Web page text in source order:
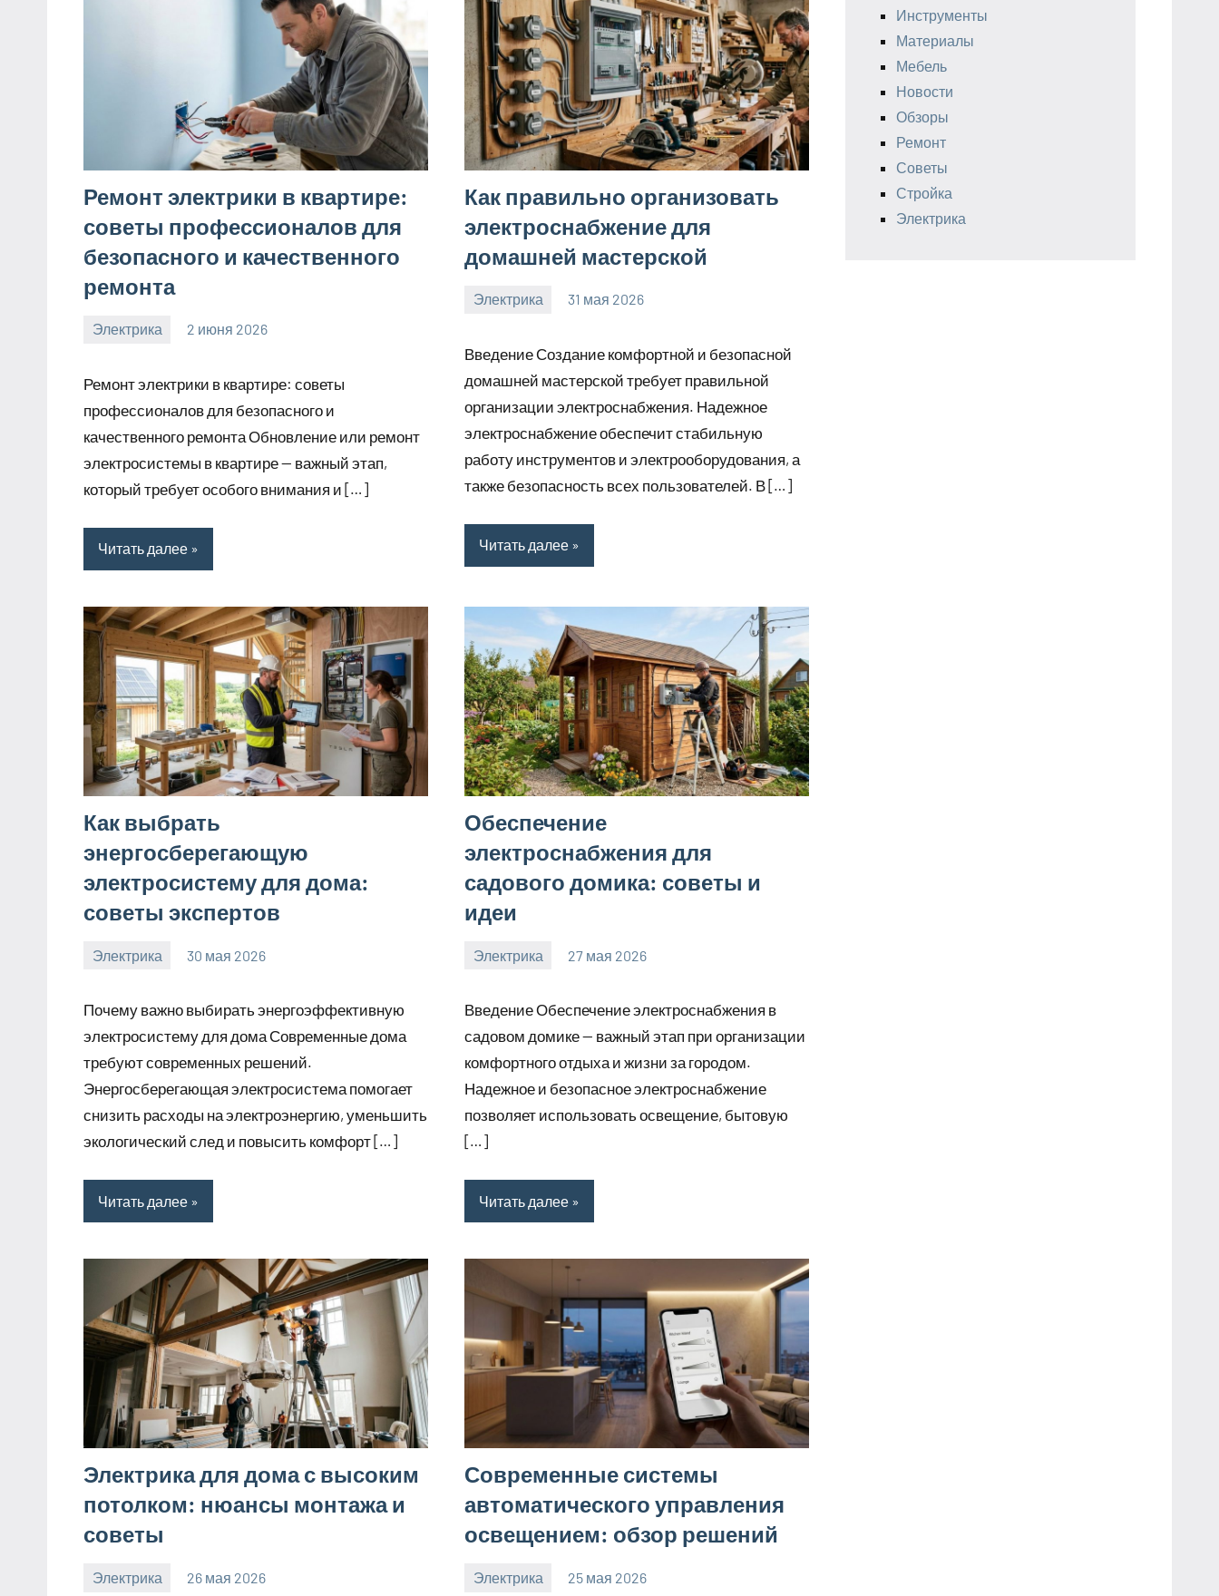
Ремонт электрики в квартире:
советы профессионалов для
безопасного и качественного
ремонта
Электрика 2 июня 2026
calvinken_co
Ремонт электрики в квартире: советы
профессионалов для безопасного и
качественного ремонта Обновление или ремонт
электросистемы в квартире — важный этап,
который требует особого внимания и […]
Читать далее
Как правильно организовать
электроснабжение для
домашней мастерской
Электрика 31 мая 2026
calvinken_co
Введение Создание комфортной и безопасной
домашней мастерской требует правильной
организации электроснабжения. Надежное
электроснабжение обеспечит стабильную
работу инструментов и электрооборудования, а
также безопасность всех пользователей. В […]
Читать далее
Как выбрать
энергосберегающую
электросистему для дома:
советы экспертов
Электрика 30 мая 2026
calvinken_co
Почему важно выбирать энергоэффективную
электросистему для дома Современные дома
требуют современных решений.
Энергосберегающая электросистема помогает
снизить расходы на электроэнергию, уменьшить
экологический след и повысить комфорт […]
Читать далее
Обеспечение
электроснабжения для
садового домика: советы и
идеи
Электрика 27 мая 2026
calvinken_co
Введение Обеспечение электроснабжения в
садовом домике — важный этап при организации
комфортного отдыха и жизни за городом.
Надежное и безопасное электроснабжение
позволяет использовать освещение, бытовую
[…]
Читать далее
Электрика для дома с высоким
потолком: нюансы монтажа и
советы
Электрика 26 мая 2026
calvinken_co
Современные системы
автоматического управления
освещением: обзор решений
Электрика 25 мая 2026
calvinken_co
Инструменты
Материалы
Мебель
Новости
Обзоры
Ремонт
Советы
Стройка
Электрика